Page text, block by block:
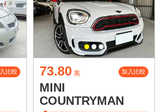
比較 73.80 萬 加入比較
MINI
COUNTRYMAN